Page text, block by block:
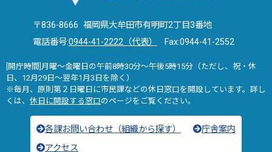
〒836-8666 福岡県大牟田市有明町2丁目3番地
電話番号:0944-41-2222（代表） Fax:0944-41-2552
[開庁時間]月曜～金曜日の午前8時30分～午後5時15分（ただし、祝・休
日、12月29日～翌年1月3日を除く）
※毎月、原則第２日曜日に市民課などの休日窓口を開設しています。詳し
くは、 休日に開設する窓口のページをご覧ください。
各課お問い合わせ（組織から探す）
庁舎案内
アクセス